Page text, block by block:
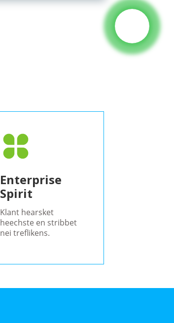
Enterprise
Spirit
Klant hearsket
heechste en stribbet
nei treflikens.